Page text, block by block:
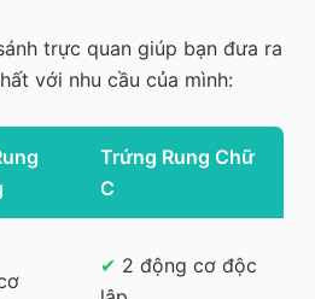
trực quan giúp bạn đưa ra
với nhu cầu của mình:
Trứng Rung Chữ
C
✔ 2 động cơ độc